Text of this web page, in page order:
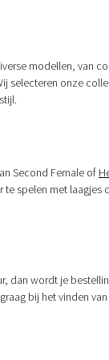
modellen, van
selecteren onze
Second Female of
spelen met laagjes
dan wordt je
bij het vinden